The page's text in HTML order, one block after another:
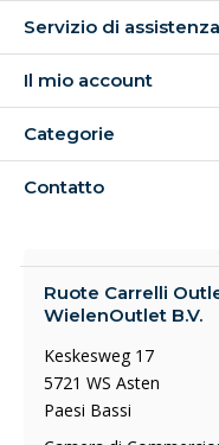
Servizio di assistenza
Il mio account
Categorie
Contatto
Ruote Carrelli
WielenOutlet B.V.
Keskesweg 17
5721 WS Asten
Paesi Bassi